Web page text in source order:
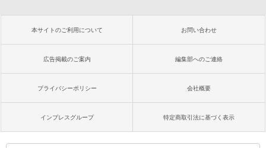
本サイトのご利用について お問い合わせ
広告掲載のご案内 編集部へのご連絡
プライバシーポリシー 会社概要
インプレスグループ 特定商取引法に基づく表示